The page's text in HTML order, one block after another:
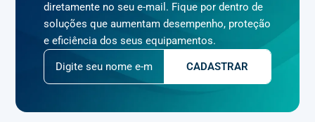
diretamente no seu e-mail. Fique por dentro de
soluções que aumentam desempenho, proteção
e eficiência dos seus equipamentos.